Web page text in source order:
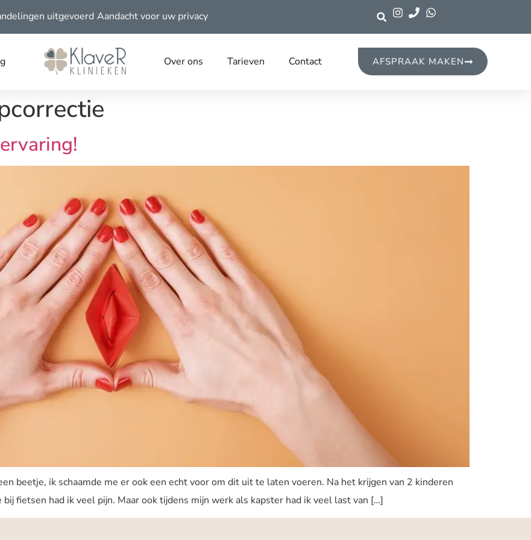
uitgevoerd Aandacht voor uw privacy
Over ons Tarieven Contact AFSPRAAK MAKEN
beetje, ik schaamde me er ook een echt voor om dit uit te laten voeren. Na het krijgen van 2 kinderen
fietsen had ik veel pijn. Maar ook tijdens mijn werk als kapster had ik veel last van […]